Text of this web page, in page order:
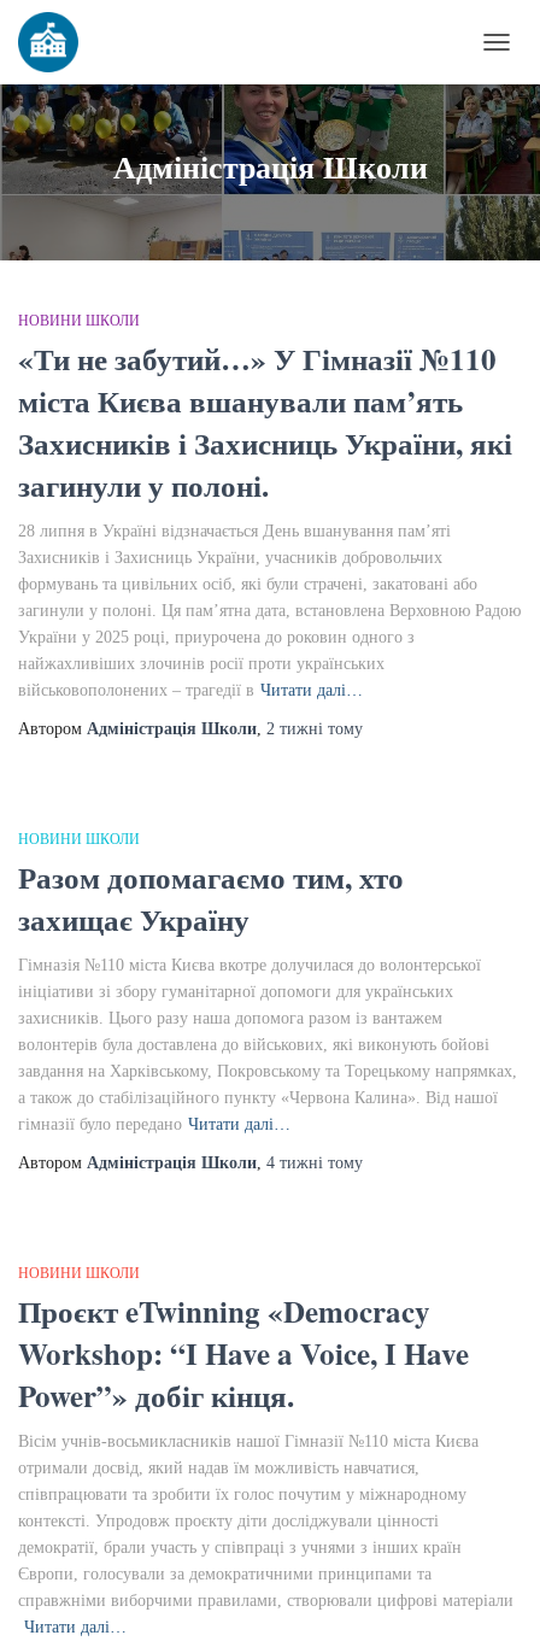
Адміністрація Школи
НОВИНИ ШКОЛИ
«Ти не забутий…» У Гімназії №110
міста Києва вшанували пам’ять
Захисників і Захисниць України, які
загинули у полоні.
28 липня в Україні відзначається День вшанування пам’яті
Захисників і Захисниць України, учасників добровольчих
формувань та цивільних осіб, які були страчені, закатовані або
загинули у полоні. Ця пам’ятна дата, встановлена Верховною Радою
України у 2025 році, приурочена до роковин одного з
найжахливіших злочинів росії проти українських
військовополонених – трагедії в Читати далі…
Автором Адміністрація Школи, 2 тижні тому
НОВИНИ ШКОЛИ
Разом допомагаємо тим, хто
захищає Україну
Гімназія №110 міста Києва вкотре долучилася до волонтерської
ініціативи зі збору гуманітарної допомоги для українських
захисників. Цього разу наша допомога разом із вантажем
волонтерів була доставлена до військових, які виконують бойові
завдання на Харківському, Покровському та Торецькому напрямках,
а також до стабілізаційного пункту «Червона Калина». Від нашої
гімназії було передано Читати далі…
Автором Адміністрація Школи, 4 тижні тому
НОВИНИ ШКОЛИ
Проєкт eTwinning «Democracy
Workshop: “I Have a Voice, I Have
Power”» добіг кінця.
Вісім учнів-восьмикласників нашої Гімназії №110 міста Києва
отримали досвід, який надав їм можливість навчатися,
співпрацювати та зробити їх голос почутим у міжнародному
контексті. Упродовж проєкту діти досліджували цінності
демократії, брали участь у співпраці з учнями з інших країн
Європи, голосували за демократичними принципами та
справжніми виборчими правилами, створювали цифрові матеріали
Читати далі…